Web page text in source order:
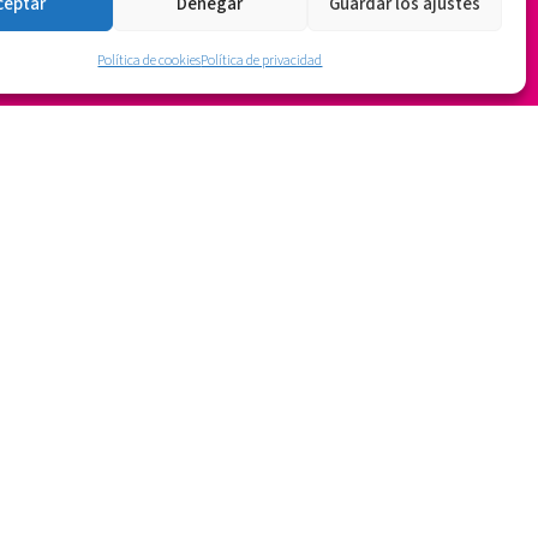
Política de cookiesPolítica de privacidad